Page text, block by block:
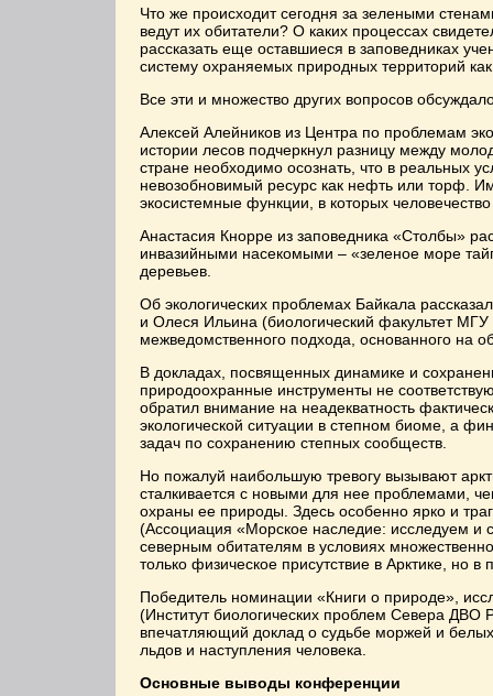
Что же происходит сегодня за зелеными
ведут их обитатели? О каких процессах
рассказать еще оставшиеся в заповедниках
систему охраняемых природных территорий
Все эти и множество других вопросов
Алексей Алейников из Центра по проблемам
истории лесов подчеркнул разницу между
стране необходимо осознать, что в реальных
невозобновимый ресурс как нефть или торф.
экосистемные функции, в которых
Анастасия Кнорре из заповедника «Столбы»
инвазийными насекомыми – «зеленое море
деревьев.
Об экологических проблемах Байкала
и Олеся Ильина (биологический факультет
межведомственного подхода, основанного на
В докладах, посвященных динамике и
природоохранные инструменты не
обратил внимание на неадекватность
экологической ситуации в степном биоме, а
задач по сохранению степных сообществ.
Но пожалуй наибольшую тревогу вызывают
сталкивается с новыми для нее проблемами,
охраны ее природы. Здесь особенно ярко и
(Ассоциация «Морское наследие: исследуем и
северным обитателям в условиях
только физическое присутствие в Арктике, но
Победитель номинации «Книги о природе»,
(Институт биологических проблем Севера
впечатляющий доклад о судьбе моржей и
льдов и наступления человека.
Основные выводы конференции